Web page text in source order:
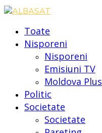
Toate
Nisporeni
Nisporeni
Emisiuni TV
Moldova Plus
Politic
Societate
Societate